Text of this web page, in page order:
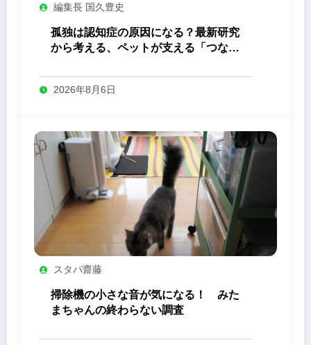
編集長 国久豊史
孤独は認知症の原因になる？最新研究
から考える、ペットが支える「つなが
2026年8月6日
スタパ齋藤
掃除機の小さな音が気になる！ みた
まちゃんの終わらない調査